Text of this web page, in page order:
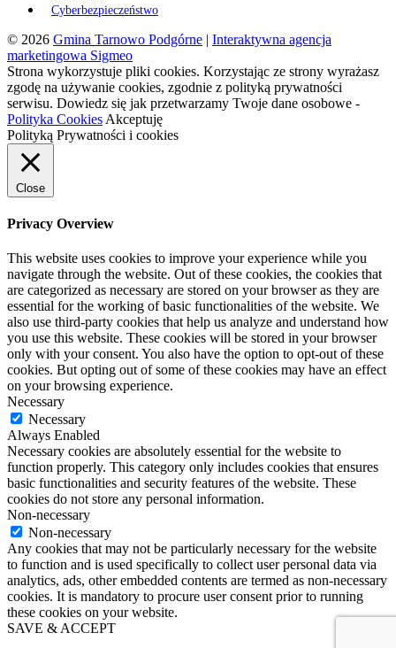
Cyberbezpieczeństwo
© 2026 Gmina Tarnowo Podgórne | Interaktywna agencja
marketingowa Sigmeo
Strona wykorzystuje pliki cookies. Korzystając ze strony wyrażasz
zgodę na używanie cookies, zgodnie z polityką prywatności
serwisu. Dowiedz się jak przetwarzamy Twoje dane osobowe -
Polityka Cookies Akceptuję
Polityką Prywatności i cookies
Close
Privacy Overview
This website uses cookies to improve your experience while you
navigate through the website. Out of these cookies, the cookies that
are categorized as necessary are stored on your browser as they are
essential for the working of basic functionalities of the website. We
also use third-party cookies that help us analyze and understand how
you use this website. These cookies will be stored in your browser
only with your consent. You also have the option to opt-out of these
cookies. But opting out of some of these cookies may have an effect
on your browsing experience.
Necessary
Necessary
Always Enabled
Necessary cookies are absolutely essential for the website to
function properly. This category only includes cookies that ensures
basic functionalities and security features of the website. These
cookies do not store any personal information.
Non-necessary
Non-necessary
Any cookies that may not be particularly necessary for the website
to function and is used specifically to collect user personal data via
analytics, ads, other embedded contents are termed as non-necessary
cookies. It is mandatory to procure user consent prior to running
these cookies on your website.
SAVE & ACCEPT